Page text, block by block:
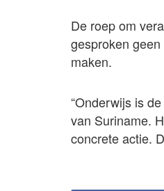
De roep om
gesproken
maken.
“Onderwijs is
van Suriname.
concrete actie.